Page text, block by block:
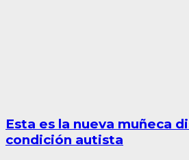
Esta es la nueva muñeca
condición autista